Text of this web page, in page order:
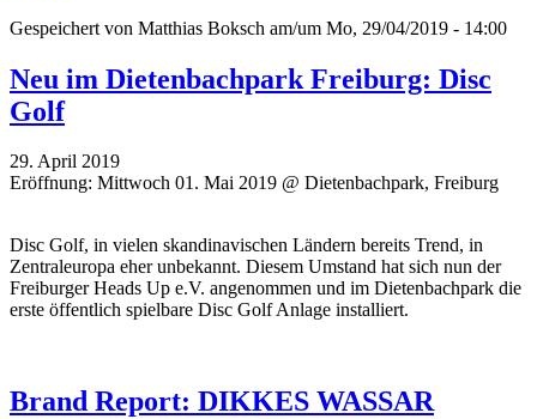
Gespeichert von Matthias Boksch am/um Mo, 29/04/2019 - 14:00
Neu im Dietenbachpark Freiburg: Disc
Golf
29. April 2019
Eröffnung: Mittwoch 01. Mai 2019 @ Dietenbachpark, Freiburg
Disc Golf, in vielen skandinavischen Ländern bereits Trend, in
Zentraleuropa eher unbekannt. Diesem Umstand hat sich nun der
Freiburger Heads Up e.V. angenommen und im Dietenbachpark die
erste öffentlich spielbare Disc Golf Anlage installiert.
Brand Report: DIKKES WASSAR